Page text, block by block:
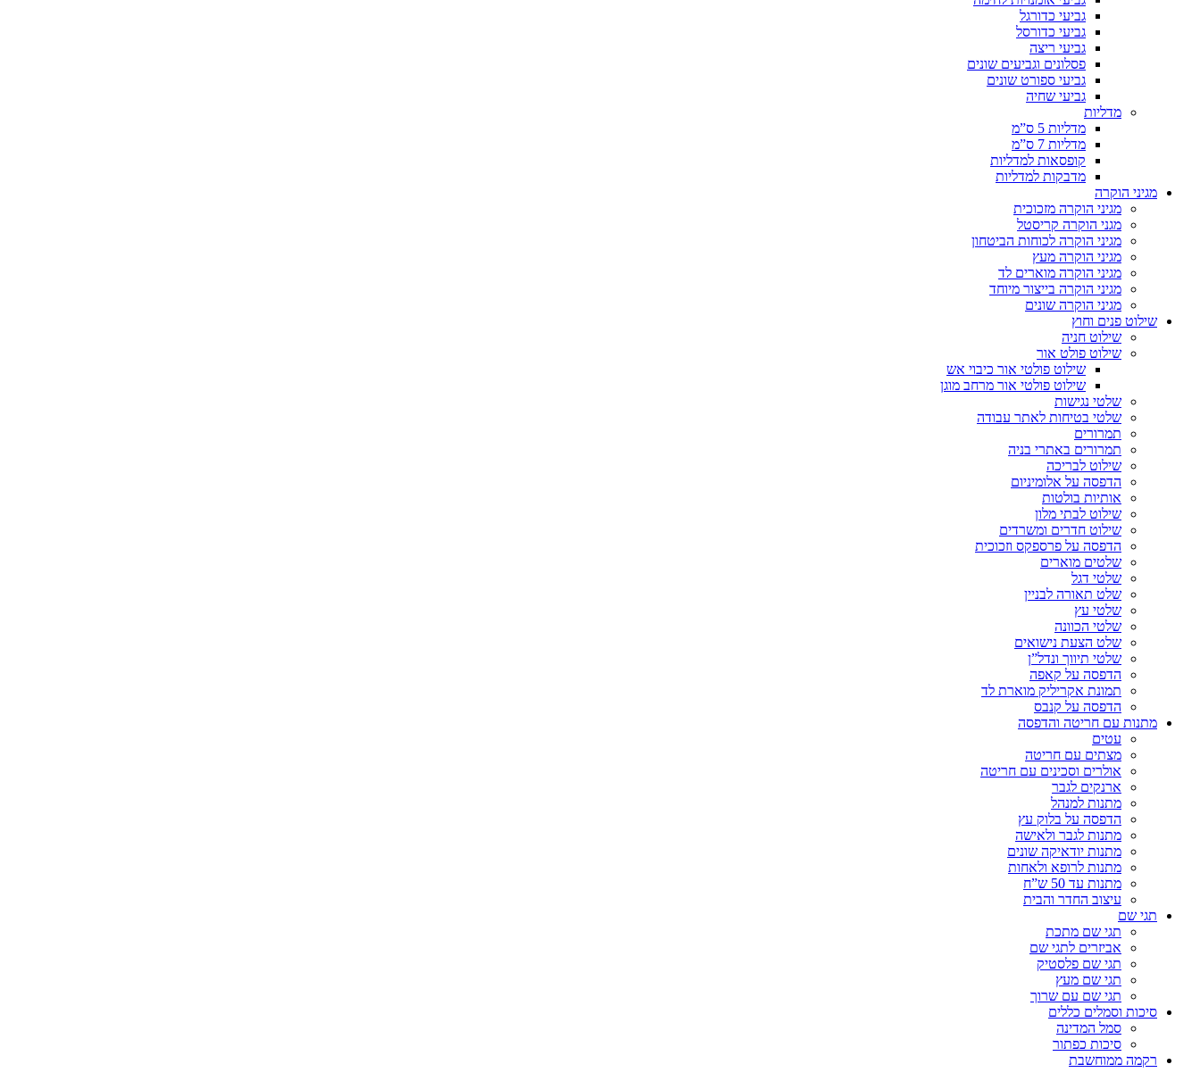
גביעי כדורגל
גביעי כדורסל
גביעי ריצה
פסלונים וגביעים שונים
גביעי ספורט שונים
גביעי שחיה
מדליות
מדליות 5 ס”מ
מדליות 7 ס”מ
קופסאות למדליות
מדבקות למדליות
מגיני הוקרה
מגיני הוקרה מזכוכית
מגני הוקרה קריסטל
מגיני הוקרה לכוחות הביטחון
מגיני הוקרה מעץ
מגיני הוקרה מוארים לד
מגיני הוקרה בייצור מיוחד
מגיני הוקרה שונים
שילוט פנים וחוץ
שילוט חניה
שילוט פולט אור
שילוט פולטי אור כיבוי אש
שילוט פולטי אור מרחב מוגן
שלטי נגישות
שלטי בטיחות לאתר עבודה
תמרורים
תמרורים באתרי בניה
שילוט לבריכה
הדפסה על אלומיניום
אותיות בולטות
שילוט לבתי מלון
שילוט חדרים ומשרדים
הדפסה על פרספקס וזכוכית
שלטים מוארים
שלטי דגל
שלט תאורה לבניין
שלטי עץ
שלטי הכוונה
שלט הצעת נישואים
שלטי תיווך ונדל”ן
הדפסה על קאפה
תמונת אקריליק מוארת לד
הדפסה על קנבס
מתנות עם חריטה והדפסה
עטים
מצתים עם חריטה
אולרים וסכינים עם חריטה
ארנקים לגבר
מתנות למנהל
הדפסה על בלוק עץ
מתנות לגבר ולאישה
מתנות יודאיקה שונים
מתנות לרופא ולאחות
מתנות עד 50 ש”ח
עיצוב החדר והבית
תגי שם
תגי שם מתכת
אביזרים לתגי שם
תגי שם פלסטיק
תגי שם מעץ
תגי שם עם שרוך
סיכות וסמלים כללים
סמל המדינה
סיכות כפתור
רקמה ממוחשבת